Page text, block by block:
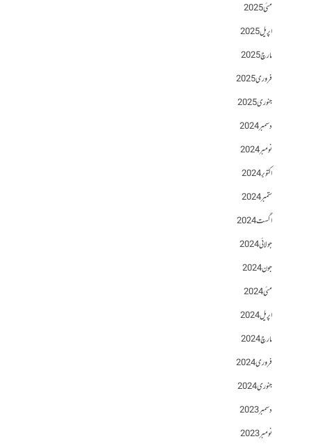
مئی 2025
اپریل 2025
مارچ 2025
فروری 2025
جنوری 2025
دسمبر 2024
نومبر 2024
اکتوبر 2024
ستمبر 2024
اگست 2024
جولائی 2024
جون 2024
مئی 2024
اپریل 2024
مارچ 2024
فروری 2024
جنوری 2024
دسمبر 2023
نومبر 2023